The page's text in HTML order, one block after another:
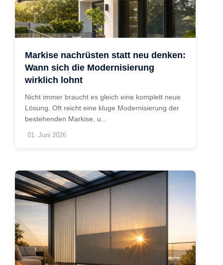
Markise nachrüsten statt neu denken:
Wann sich die Modernisierung
wirklich lohnt
Nicht immer braucht es gleich eine komplett neue
Lösung. Oft reicht eine kluge Modernisierung der
bestehenden Markise, u...
01. Juni 2026